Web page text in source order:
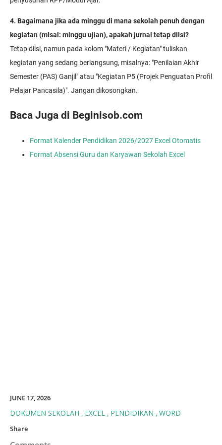
4. Bagaimana jika ada minggu di mana sekolah penuh dengan
kegiatan (misal: minggu ujian), apakah jurnal tetap diisi?
Tetap diisi, namun pada kolom "Materi / Kegiatan" tuliskan
kegiatan yang sedang berlangsung, misalnya: "Penilaian Akhir
Semester (PAS) Ganjil" atau "Kegiatan P5 (Projek Penguatan Profil
Pelajar Pancasila)". Jangan dikosongkan.
Baca Juga di Beginisob.com
Format Kalender Pendidikan 2026/2027 Excel Otomatis
Format Absensi Guru dan Karyawan Sekolah Excel
JUNE 17, 2026
DOKUMEN SEKOLAH EXCEL PENDIDIKAN WORD
Share